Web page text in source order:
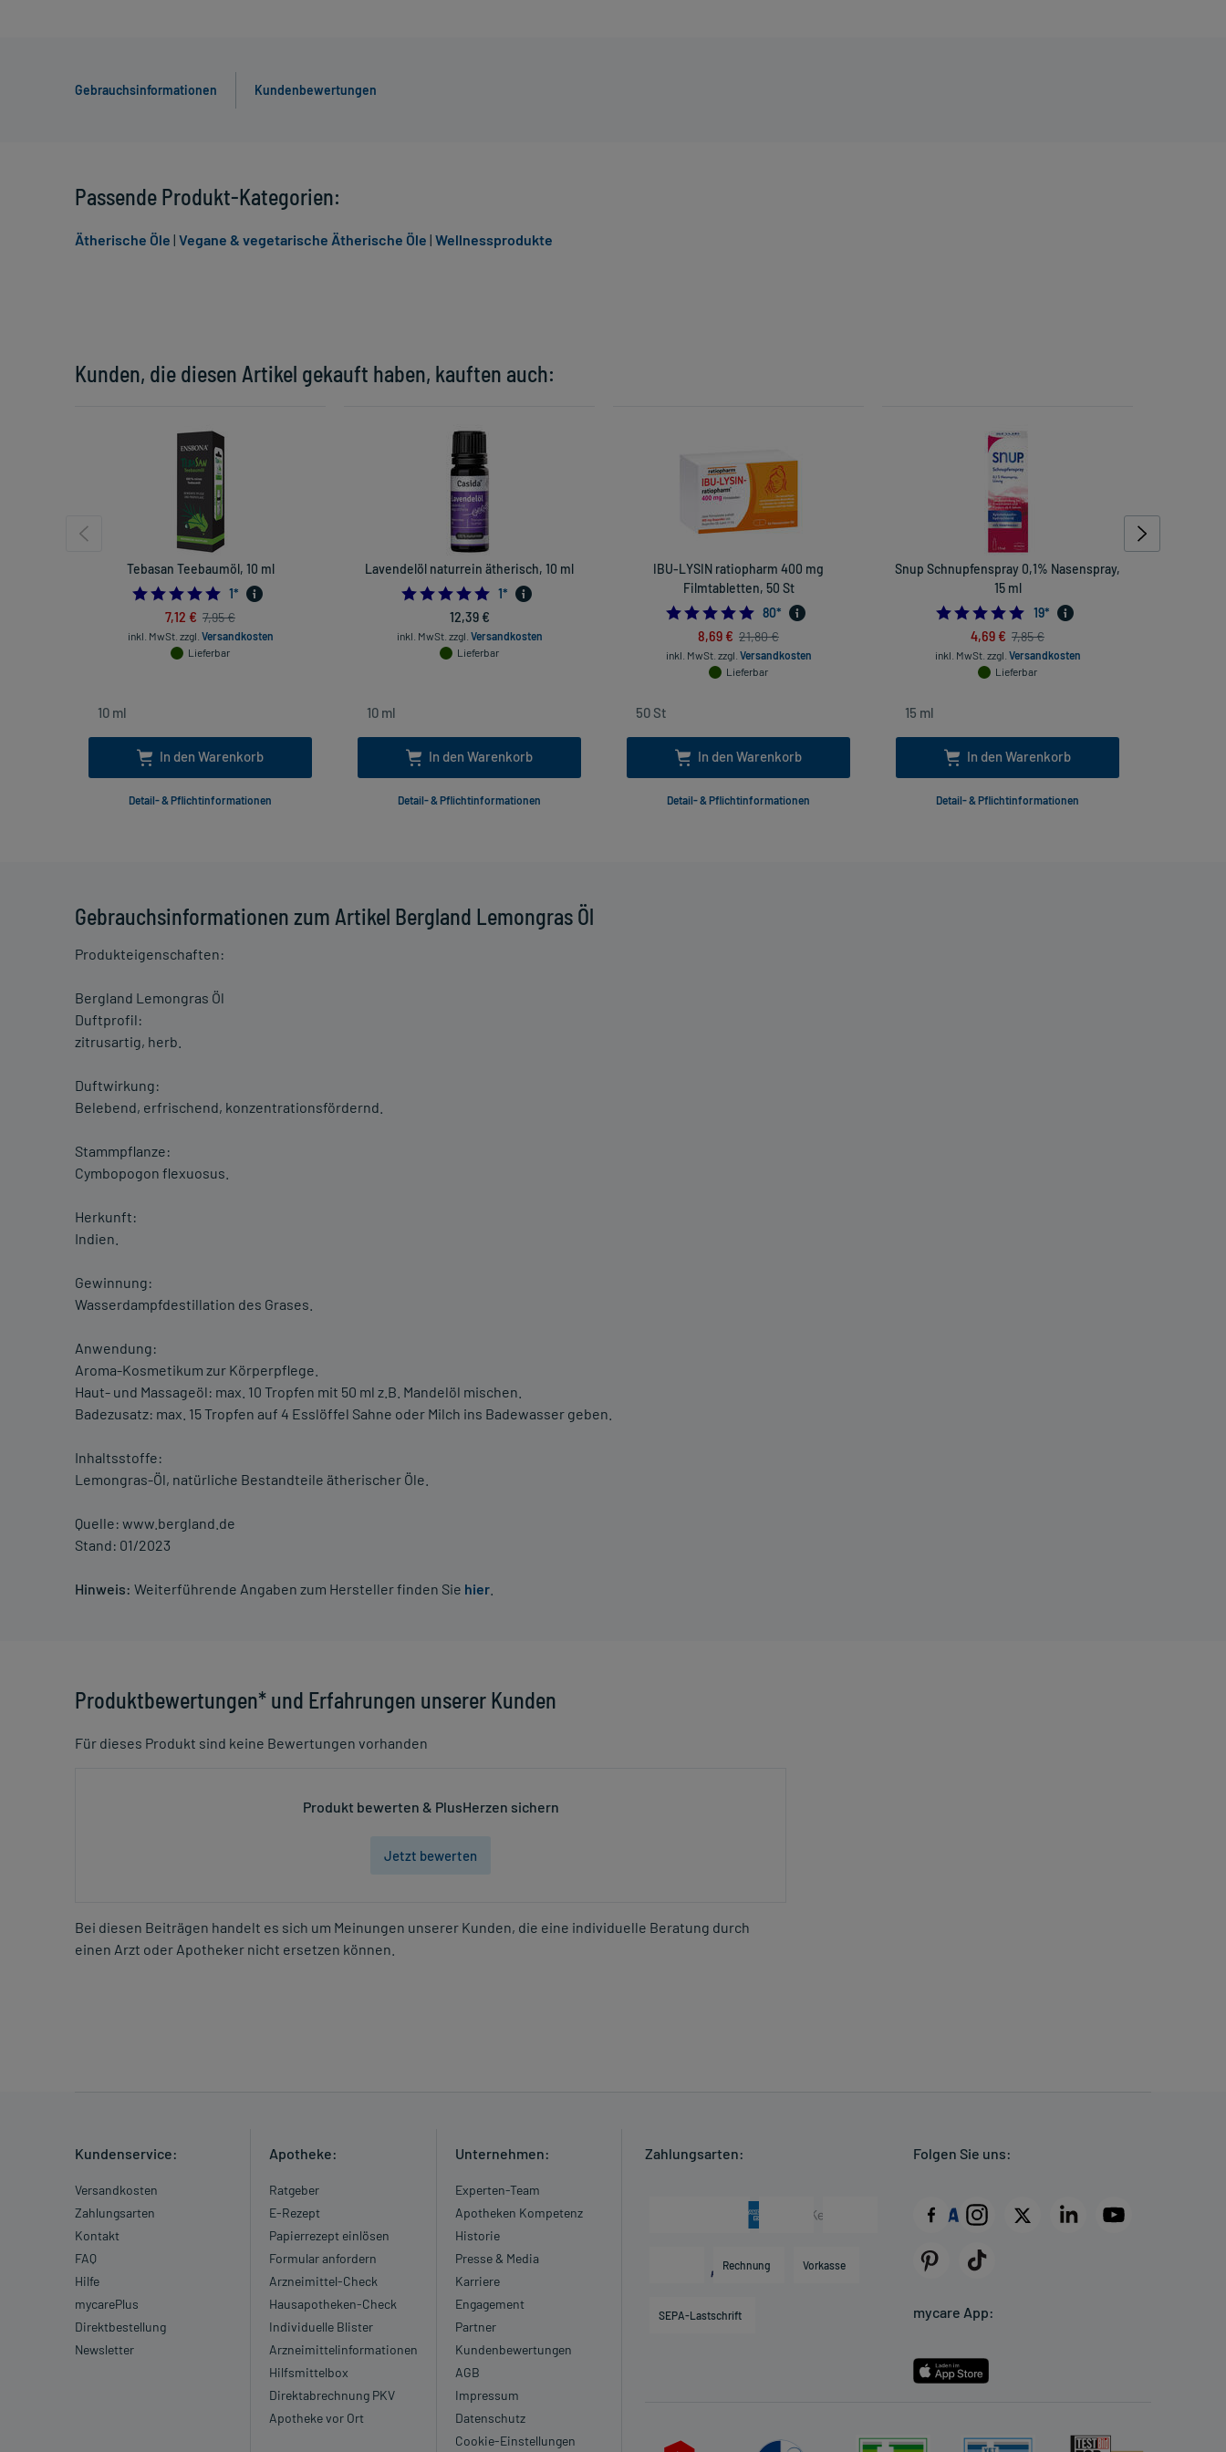
Gebrauchsinformationen Kundenbewertungen
Gebrauchsinformationen zum Artikel Bergland Lemongras Öl
Produkteigenschaften:
Bergland Lemongras Öl
Duftprofil:
zitrusartig, herb.
Duftwirkung:
Belebend, erfrischend, konzentrationsfördernd.
Stammpflanze:
Cymbopogon flexuosus.
Herkunft:
Indien.
Gewinnung:
Wasserdampfdestillation des Grases.
Anwendung:
Aroma-Kosmetikum zur Körperpflege.
Haut- und Massageöl: max. 10 Tropfen mit 50 ml z.B. Mandelöl mischen.
Badezusatz: max. 15 Tropfen auf 4 Esslöffel Sahne oder Milch ins Badewasser geben.
Inhaltsstoffe:
Lemongras-Öl, natürliche Bestandteile ätherischer Öle.
Quelle: www.bergland.de
Stand: 01/2023
Hinweis: Weiterführende Angaben zum Hersteller finden Sie hier
Produktbewertungen* und Erfahrungen unserer Kunden
Für dieses Produkt sind keine Bewertungen vorhanden
Produkt bewerten & PlusHerzen sichern
Jetzt bewerten
Bei diesen Beiträgen handelt es sich um Meinungen unserer Kunden, die eine individuelle Beratung durch
einen Arzt oder Apotheker nicht ersetzen können.
Kunden, die diesen Artikel gekauft haben, kauften auch:
Tebasan Teebaumöl, 10 ml
5.0
1*
7,12 € 7,95 €
inkl. MwSt. zzgl. Versandkosten
Lieferbar
In den Warenkorb
Detail- & Pflichtinformationen
Lavendelöl naturrein ätherisch, 10 ml
5.0
1*
12,39 €
inkl. MwSt. zzgl. Versandkosten
Lieferbar
In den Warenkorb
Detail- & Pflichtinformationen
IBU-LYSIN ratiopharm 400 mg
Filmtabletten, 50 St
4.925
80*
8,69 € 21,80 €
inkl. MwSt. zzgl. Versandkosten
Lieferbar
In den Warenkorb
Detail- & Pflichtinformationen
Snup Schnupfenspray 0,1% Nasenspray,
15 ml
4.947368421052632
19*
4,69 € 7,85 €
inkl. MwSt. zzgl. Versandkosten
Lieferbar
In den Warenkorb
Detail- & Pflichtinformationen
Passende Produkt-Kategorien:
Ätherische Öle | Vegane & vegetarische Ätherische Öle | Wellnessprodukte
Kundenservice:
Versandkosten
Zahlungsarten
Kontakt
FAQ
Hilfe
mycarePlus
Direktbestellung
Newsletter
Apotheke:
Ratgeber
E-Rezept
Papierrezept einlösen
Formular anfordern
Arzneimittel-Check
Hausapotheken-Check
Individuelle Blister
Arzneimittelinformationen
Hilfsmittelbox
Direktabrechnung PKV
Apotheke vor Ort
Unternehmen:
Experten-Team
Apotheken Kompetenz
Historie
Presse & Media
Karriere
Engagement
Partner
Kundenbewertungen
AGB
Impressum
Datenschutz
Cookie-Einstellungen
Zahlungsarten:
Rechnung Vorkasse
SEPA-Lastschrift
Folgen Sie uns:
mycare App: